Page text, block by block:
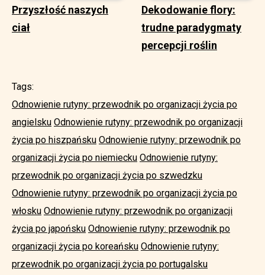
Przyszłość naszych
ciał
Dekodowanie flory:
trudne paradygmaty
percepcji roślin
Tags:
Odnowienie rutyny: przewodnik po organizacji życia po
angielsku Odnowienie rutyny: przewodnik po organizacji
życia po hiszpańsku Odnowienie rutyny: przewodnik po
organizacji życia po niemiecku Odnowienie rutyny:
przewodnik po organizacji życia po szwedzku
Odnowienie rutyny: przewodnik po organizacji życia po
włosku Odnowienie rutyny: przewodnik po organizacji
życia po japońsku Odnowienie rutyny: przewodnik po
organizacji życia po koreańsku Odnowienie rutyny:
przewodnik po organizacji życia po portugalsku